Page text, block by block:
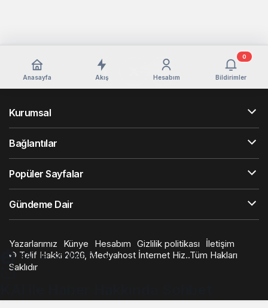
Anasayfa Akış Hesabım Bildirimler
0
Kurumsal
Bağlantılar
Popüler Sayfalar
Gündeme Dair
Yazarlarımız Künye Hesabım Gizlilik politikası
İletişim
© Telif Hakkı 2026, Medyahost İnternet Hiz..Tüm Hakları
Saklıdır
casino
siteleri
salça
KAI ile Sohbet Et